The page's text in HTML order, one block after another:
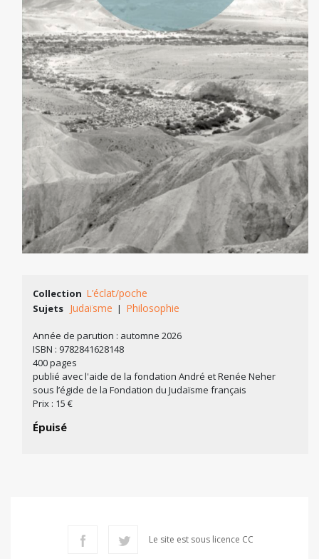
Collection L’éclat/poche
Sujets Judaïsme | Philosophie
Année de parution : automne 2026
ISBN : 9782841628148
400 pages
publié avec l'aide de la fondation André et Renée Neher
sous l’égide de la Fondation du Judaïsme français
Prix : 15 €
Épuisé
Le site est sous licence CC